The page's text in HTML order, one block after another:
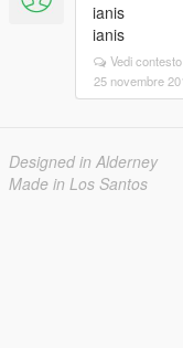
ianis
ianis
Vedi contesto
25 novembre
Designed in Alderney
Made in Los Santos